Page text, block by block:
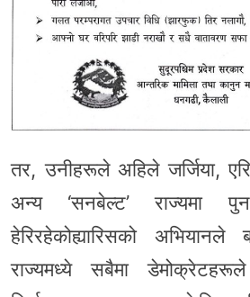
तर, उनीहरूले अहिले जर्जिया,
अन्य ‘सनबेल्ट’ राज्यमा
हेरिरहेकोह्यारिसको
राज्यमध्ये सबैमा